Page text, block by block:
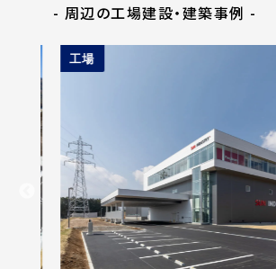
- 周辺の工場建設・建築事例 -
工場